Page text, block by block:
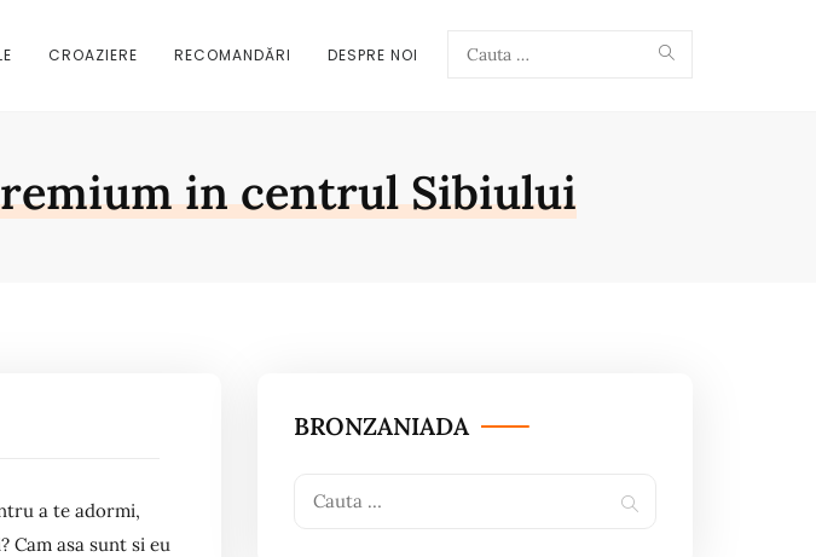
CROAZIERE RECOMANDĂRI DESPRE NOI
for:
Search
in centrul Sibiului
a te adormi,
Cam asa sunt si eu
BRONZANIADA
Search
Search